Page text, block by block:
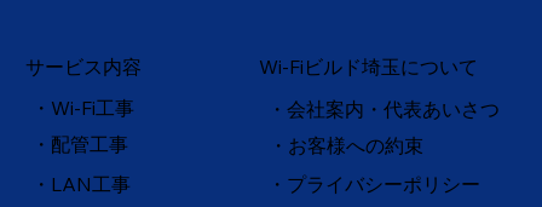
サービス内容
・Wi-Fi工事
・ LAN工事
・配管工事
Wi-Fiビルド埼玉について
・会社案内・代表あいさつ
・お客様への約束
・プライバシーポリシー